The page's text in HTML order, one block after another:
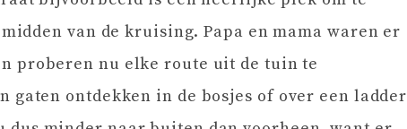
van de kruising. Papa en mama waren er
proberen nu elke route uit de tuin te
gaten ontdekken in de bosjes of over een ladder